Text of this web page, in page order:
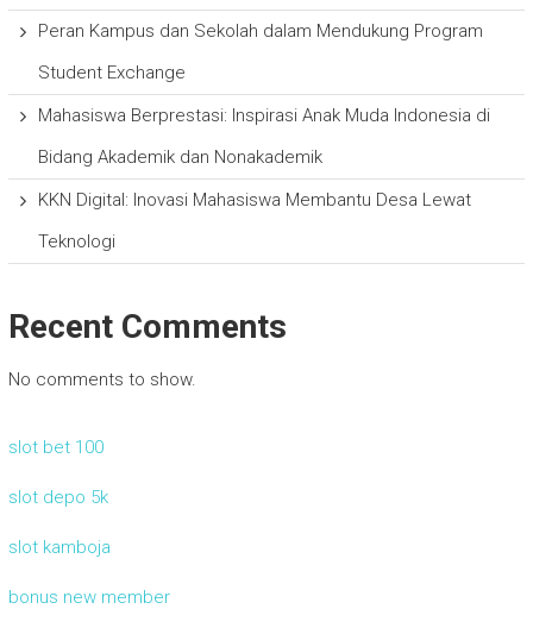
Peran Kampus dan Sekolah dalam Mendukung Program
Student Exchange
Mahasiswa Berprestasi: Inspirasi Anak Muda Indonesia di
Bidang Akademik dan Nonakademik
KKN Digital: Inovasi Mahasiswa Membantu Desa Lewat
Teknologi
Recent Comments
No comments to show.
slot bet 100
slot depo 5k
slot kamboja
bonus new member